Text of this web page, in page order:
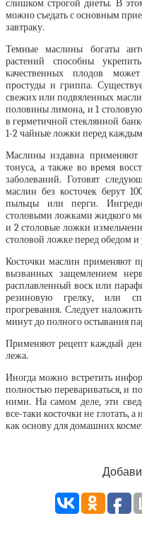
слишком строгой диеты. В
можно съедать с основным
завтраку.
Темные маслины богаты
растений способны
качественных плодов
простуды и гриппа.
свежих или подвяленных
половины лимона, и 1
в герметичной стеклянной
1-2 чайные ложки перед
Маслины издавна применяют
тонуса, а также во время
заболеваний. Готовят
маслин без косточек берут
пыльцы или перги.
столовыми ложками жидкого
и 2 столовые ложки
столовой ложке перед обедом
Косточки маслин применяют
вызванных защемлением
расплавленный воск или
резиновую грелку, или
прогревания. Следует
минут до полного остывания
Применяют рецепт каждый
лежа.
Иногда можно встретить
полностью перевариваться, и
ними. На самом деле, эти
все-таки косточки не глотать,
как основу для домашних